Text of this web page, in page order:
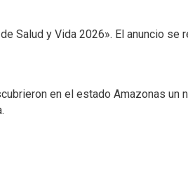
Salud y Vida 2026». El anuncio se
en el estado Amazonas un